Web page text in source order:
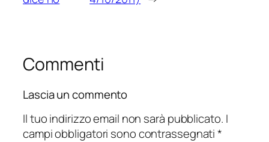
Commenti
Lascia un commento
Il tuo indirizzo email non sarà pubblicato. I
campi obbligatori sono contrassegnati*